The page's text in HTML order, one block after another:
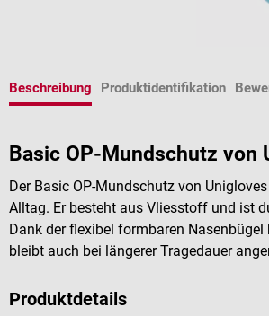
Beschreibung Produktidentifikation
Basic OP-Mundschutz von
Der Basic OP-Mundschutz von
Alltag. Er besteht aus Vliesstoff und ist
Dank der flexibel formbaren
bleibt auch bei längerer Tragedauer
Produktdetails